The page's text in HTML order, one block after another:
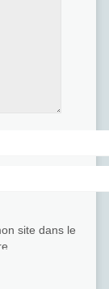
site dans le